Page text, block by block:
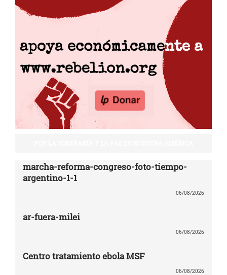
marcha-reforma-congreso-foto-tiempo-
argentino-1-1
06/08/2026
ar-fuera-milei
06/08/2026
Centro tratamiento ebola MSF
06/08/2026